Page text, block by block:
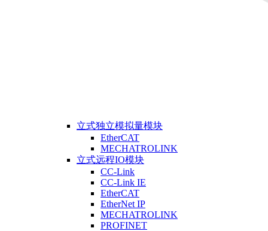
立式独立模拟量模块
EtherCAT
MECHATROLINK
立式远程IO模块
CC-Link
CC-Link IE
EtherCAT
EtherNet IP
MECHATROLINK
PROFINET